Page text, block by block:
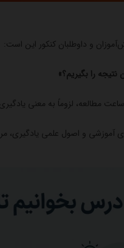
و داوطلبان کنکور این است:
را بگیریم؟»
مطالعه، لزوماً به معنی
آموزشی و اصول علمی یادگیری،